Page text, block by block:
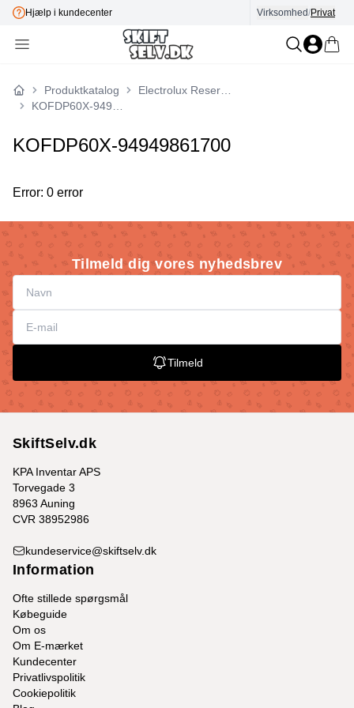
Hjælp i kundecenter E-mærket
Virksomhed/Privat
Forside
Produktkatalog
KOFDP60X-94949861700
Error: 0 error
Tilmeld dig vores nyhedsbrev
Tilmeld
SkiftSelv.dk
KPA Inventar APS
Torvegade 3
8963 Auning
CVR 38952986
kundeservice@skiftselv.dk
Information
Ofte stillede spørgsmål
Købeguide
Om os
Om E-mærket
Kundecenter
Privatlivspolitik
Cookiepolitik